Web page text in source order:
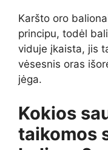
Karšto oro
principu, todėl
viduje įkaista, jis
vėsesnis oras
jėga.
Kokios
taikomos